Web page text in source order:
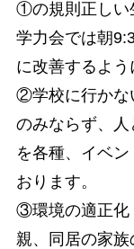
①の規則正しい
学力会では朝
に改善するよう
②学校に行かな
のみならず、
を各種、イベ
おります。
③環境の適正化
親、同居の家